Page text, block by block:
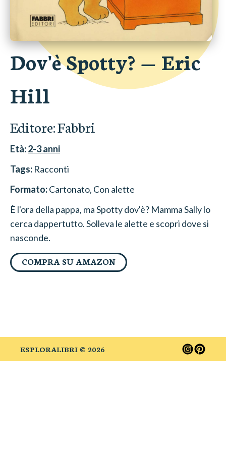
Dov'è Spotty? — Eric
Hill
Editore:Fabbri
Età:2-3anni
Tags: Racconti
Formato:Cartonato, Con alette
È l'ora della pappa, ma Spotty dov'è? Mamma Sally lo
cerca dappertutto. Solleva le alette e scopri dove si
nasconde.
COMPRA SU AMAZON
ESPLORALIBRI © 2026